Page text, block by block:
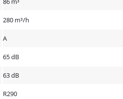
280 m³/h
A
65 dB
63 dB
R290